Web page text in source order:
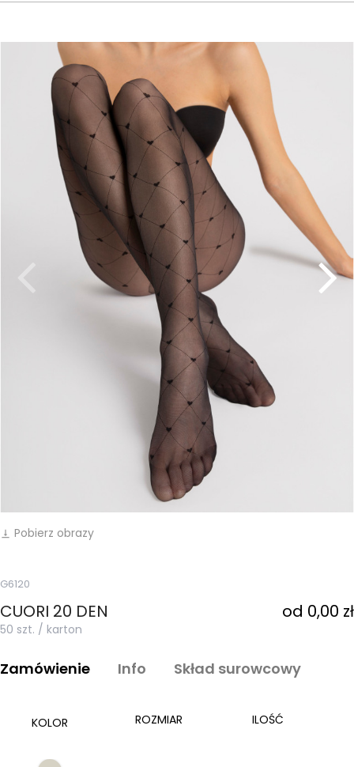
vertical_align_bottom Pobierz obrazy
G6120
CUORI 20 DEN od 0,00 zł
50 szt. / karton
Zamówienie Info Skład surowcowy
KOLOR ROZMIAR ILOŚĆ